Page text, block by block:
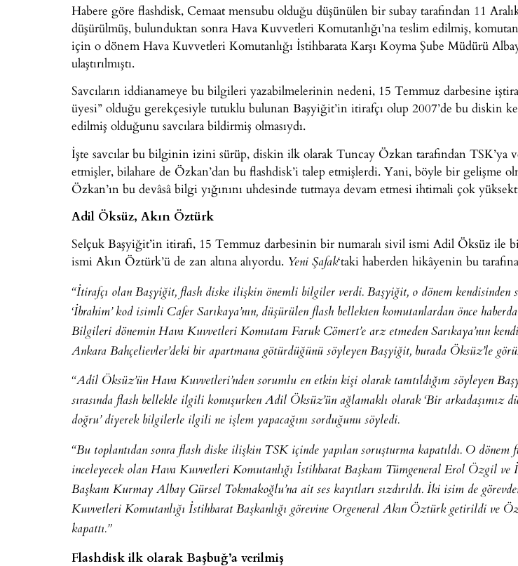
Habere göre flashdisk, Cemaat mensubu olduğu düşünülen bir subay tarafından 11
düşürülmüş, bulunduktan sonra Hava Kuvvetleri Komutanlığı’na teslim edilmiş,
için o dönem Hava Kuvvetleri Komutanlığı İstihbarata Karşı Koyma Şube Müdürü
ulaştırılmıştı.
Savcıların iddianameye bu bilgileri yazabilmelerinin nedeni, 15 Temmuz darbesine
üyesi” olduğu gerekçesiyle tutuklu bulunan Başyiğit’in itirafçı olup 2007’de bu diskin
edilmiş olduğunu savcılara bildirmiş olmasıydı.
İşte savcılar bu bilginin izini sürüp, diskin ilk olarak Tuncay Özkan tarafından TSK’ya
etmişler, bilahare de Özkan’dan bu flashdisk’i talep etmişlerdi. Yani, böyle bir gelişme
Özkan’ın bu devâsâ bilgi yığınını uhdesinde tutmaya devam etmesi ihtimali çok
Adil Öksüz, Akın Öztürk
Selçuk Başyiğit’in itirafı, 15 Temmuz darbesinin bir numaralı sivil ismi Adil Öksüz ile
ismi Akın Öztürk’ü de zan altına alıyordu. Yeni Şafak‘taki haberden hikâyenin bu
“İtirafçı olan Başyiğit, flash diske ilişkin önemli bilgiler verdi. Başyiğit, o dönem
‘İbrahim’ kod isimli Cafer Sarıkaya’nın, düşürülen flash bellekten komutanlardan önce
Bilgileri dönemin Hava Kuvvetleri Komutanı Faruk Cömert’e arz etmeden Sarıkaya’nın
Ankara Bahçelievler’deki bir apartmana götürdüğünü söyleyen Başyiğit, burada Öksüz’le
“Adil Öksüz’ün Hava Kuvvetleri’nden sorumlu en etkin kişi olarak tanıtıldığını söyleyen
sırasında flash bellekle ilgili konuşurken Adil Öksüz’ün ağlamaklı olarak ‘Bir arkadaşımız
doğru’ diyerek bilgilerle ilgili ne işlem yapacağını sorduğunu söyledi.
“Bu toplantıdan sonra flash diske ilişkin TSK içinde yapılan soruşturma kapatıldı. O dönem
inceleyecek olan Hava Kuvvetleri Komutanlığı İstihbarat Başkanı Tümgeneral Erol Özgil ve
Başkanı Kurmay Albay Gürsel Tokmakoğlu’na ait ses kayıtları sızdırıldı. İki isim de
Kuvvetleri Komutanlığı İstihbarat Başkanlığı görevine Orgeneral Akın Öztürk getirildi ve
kapattı.”
Flashdisk ilk olarak Başbuğ’a verilmiş